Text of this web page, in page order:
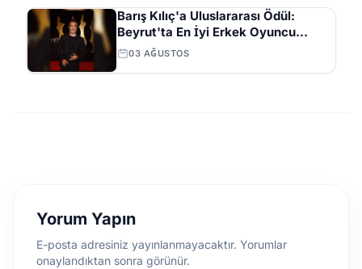
Barış Kılıç'a Uluslararası Ödül:
Beyrut'ta En İyi Erkek Oyuncu
Seçildi
03 AĞUSTOS
Yorum Yapın
E-posta adresiniz yayınlanmayacaktır. Yorumlar
onaylandıktan sonra görünür.